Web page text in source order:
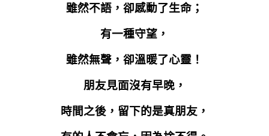
雖然不語，卻感動了生命；
有一種守望，
雖然無聲，卻溫暖了心靈！
朋友見面沒有早晚，
時間之後，留下的是真朋友，